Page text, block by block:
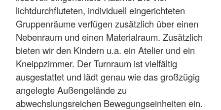
lichtdurchfluteten, individuell eingerichteten
Gruppenräume verfügen zusätzlich über einen
Nebenraum und einen Materialraum. Zusätzlich
bieten wir den Kindern u.a. ein Atelier und ein
Kneippzimmer. Der Turnraum ist vielfältig
ausgestattet und lädt genau wie das großzügig
angelegte Außengelände zu
abwechslungsreichen Bewegungseinheiten ein.